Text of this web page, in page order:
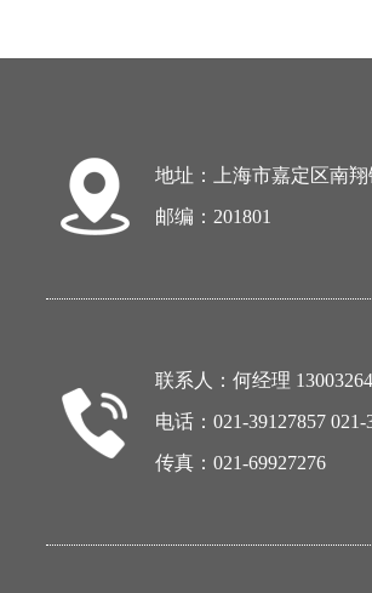
地址：上海市嘉定区南翔
邮编：201801
联系人：何经理
电话：021-39127857 021-
传真：021-69927276